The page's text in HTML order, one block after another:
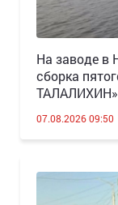
Н️а заводе в
сборка
ТАЛАЛИХИН»
07.08.2026 09:50